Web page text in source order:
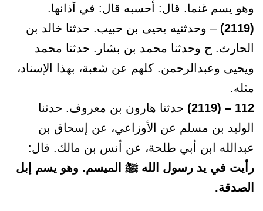
وهو يسم غنما. قال: أحسبه قال: في آذانها.
(2119)
– وحدثنيه يحيى بن حبيب. حدثنا خالد بن
الحارث. ح وحدثنا محمد بن بشار. حدثنا محمد
ويحيى وعبدالرحمن. كلهم عن شعبة، بهذا الإسناد،
مثله.
112 – (2119)
حدثنا هارون بن معروف. حدثنا
الوليد بن مسلم عن الأوزاعي، عن إسحاق بن
عبدالله ابن أبي طلحة، عن أنس بن مالك. قال:
رأيت في يد رسول الله ﷺ الميسم. وهو يسم إبل
الصدقة.